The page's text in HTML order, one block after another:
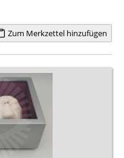
Zum Merkzettel hinzufügen